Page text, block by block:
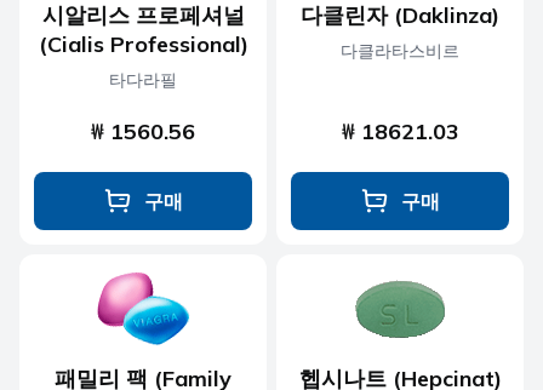
시알리스 프로페셔널
(Cialis Professional)
타다라필
₩ 1560.56
구매
다클린자 (Daklinza)
다클라타스비르
₩ 18621.03
구매
패밀리 팩 (Family 헵시나트 (Hepcinat)